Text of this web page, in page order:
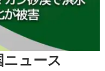
ュース